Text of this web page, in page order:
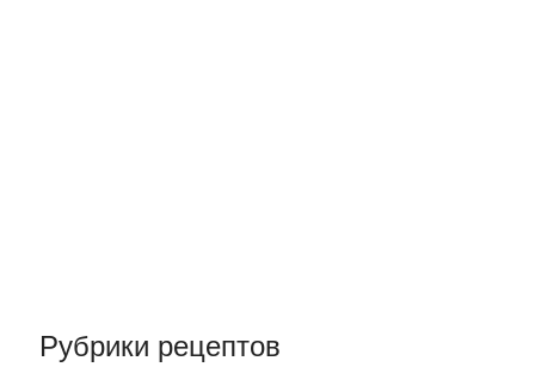
Рубрики рецептов